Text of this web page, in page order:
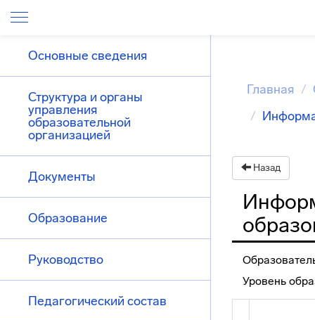
Основные сведения
Структура и органы
управления
образовательной
организацией
Документы
Образование
Руководство
Педагогический состав
Главная
Назад
Уровень